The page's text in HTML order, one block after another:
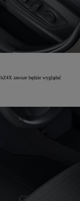
zawsze będzie wyglądać